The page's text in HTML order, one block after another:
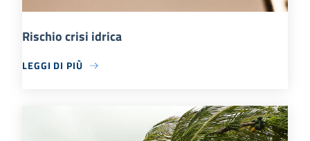
Rischio crisi idrica
LEGGI DI PIÙ